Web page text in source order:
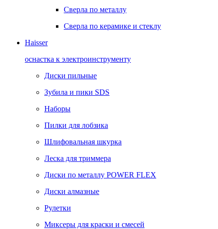
Сверла по металлу
Сверла по керамике и стеклу
Haisser
оснастка к электроинструменту
Диски пильные
Зубила и пики SDS
Наборы
Пилки для лобзика
Шлифовальная шкурка
Леска для триммера
Диски по металлу POWER FLEX
Диски алмазные
Рулетки
Миксеры для краски и смесей